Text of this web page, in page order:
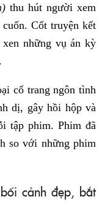
thu hút người xem
Cốt truyện kết
những vụ án kỳ
cổ trang ngôn tình
dị, gây hồi hộp và
tập phim. Phim đã
so với những phim
cảnh đẹp, bắt